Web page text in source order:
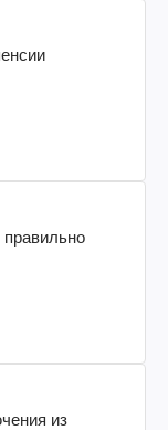
правильно
из